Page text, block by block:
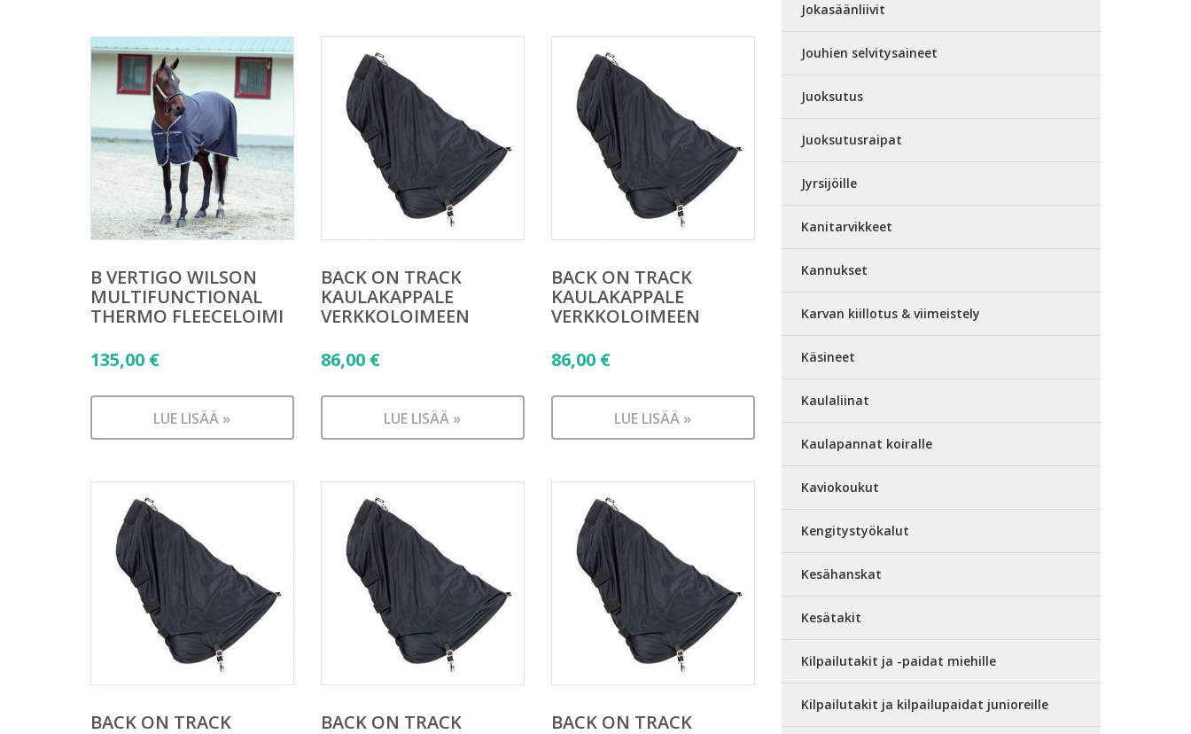
B VERTIGO WILSON
MULTIFUNCTIONAL
THERMO FLEECELOIMI
135,00 €
LUE LISÄÄ »
BACK ON TRACK
KAULAKAPPALE
VERKKOLOIMEEN
86,00 €
LUE LISÄÄ »
BACK ON TRACK
KAULAKAPPALE
VERKKOLOIMEEN
86,00 €
LUE LISÄÄ »
BACK ON TRACK
BACK ON TRACK
BACK ON TRACK
Jokasäänliivit
Jouhien selvitysaineet
Juoksutus
Juoksutusraipat
Jyrsijöille
Kanitarvikkeet
Kannukset
Karvan kiillotus & viimeistely
Käsineet
Kaulaliinat
Kaulapannat koiralle
Kaviokoukut
Kengitystyökalut
Kesähanskat
Kesätakit
Kilpailutakit ja -paidat miehille
Kilpailutakit ja kilpailupaidat junioreille